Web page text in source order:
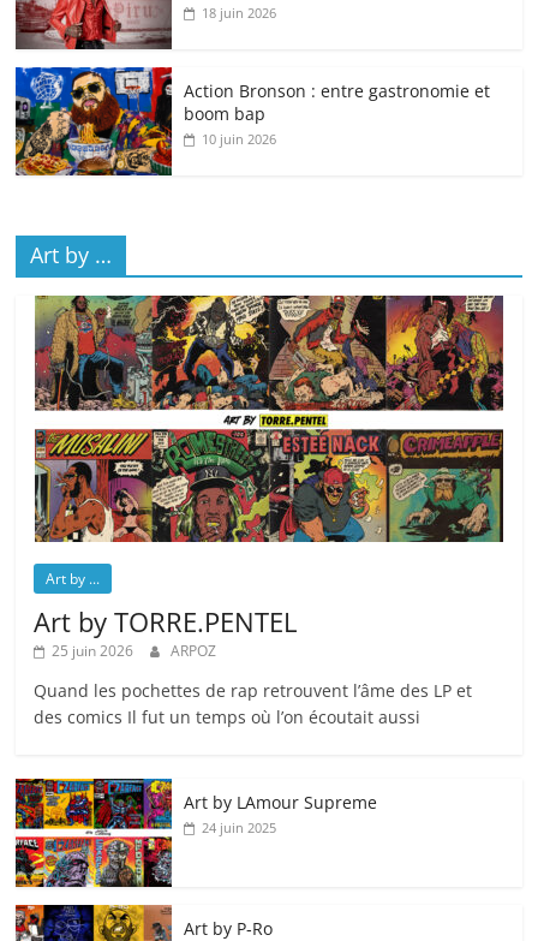
18 juin 2026
Action Bronson : entre gastronomie et
boom bap
10 juin 2026
Art by …
Art by ...
Art by TORRE.PENTEL
25 juin 2026 ARPOZ
Quand les pochettes de rap retrouvent l’âme des LP et
des comics Il fut un temps où l’on écoutait aussi
Art by LAmour Supreme
24 juin 2025
Art by P‑Ro